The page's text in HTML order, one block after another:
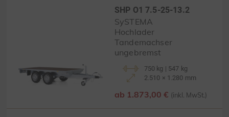
SHP O1 7.5-25-13.2
SySTEMA
Hochlader
Tandemachser
ungebremst
750 kg | 547 kg
2.510 × 1.280 mm
ab 1.873,00 € (inkl. MwSt.)